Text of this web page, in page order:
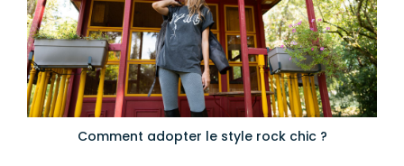
Comment adopter le style rock chic ?